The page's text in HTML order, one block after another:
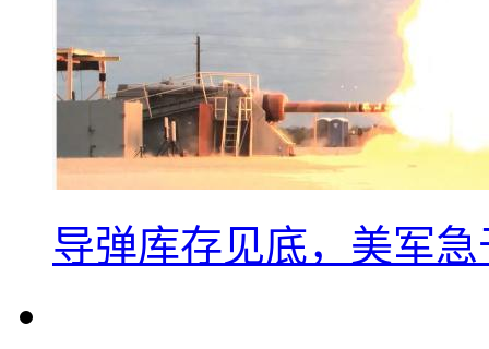
导弹库存见底，美军